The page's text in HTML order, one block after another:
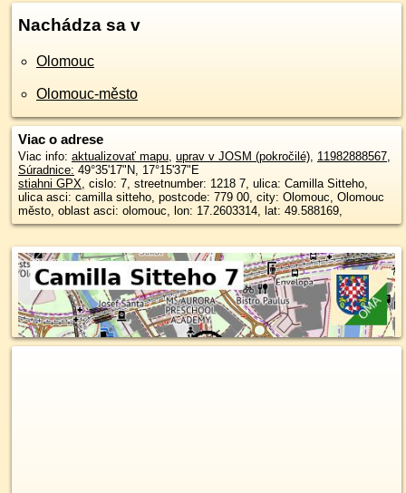
Nachádza sa v
Olomouc
Olomouc-město
Viac o adrese
Viac info: aktualizovať mapu, uprav v JOSM (pokročilé), 11982888567,
Súradnice: 49°35'17"N, 17°15'37"E
stiahni GPX, cislo: 7, streetnumber: 1218 7, ulica: Camilla Sitteho,
ulica asci: camilla sitteho, postcode: 779 00, city: Olomouc, Olomouc
město, oblast asci: olomouc, lon: 17.2603314, lat: 49.588169,